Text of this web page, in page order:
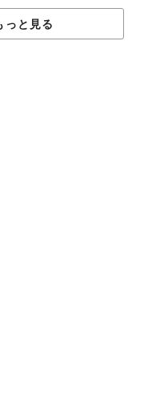
とができるのです。
っと見る